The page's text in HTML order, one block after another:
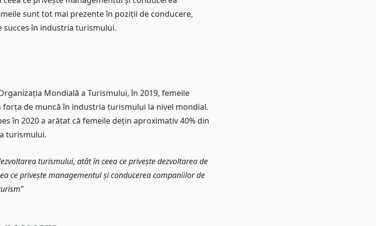
sunt tot mai prezente în poziții de conducere,
în industria turismului.
Mondială a Turismului, în 2019, femeile
de muncă în industria turismului la nivel mondial.
în 2020 a arătat că femeile dețin aproximativ 40% din
turismului.
turismului, atât în ceea ce privește dezvoltarea de
ce privește managementul și conducerea companiilor de